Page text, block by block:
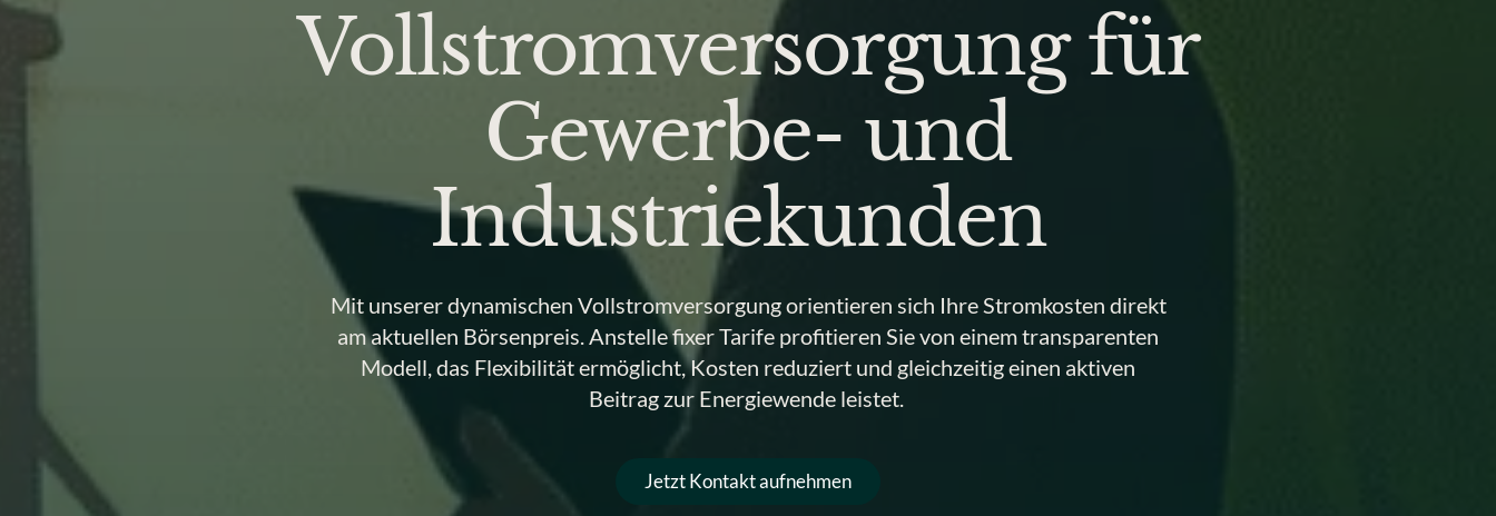
Vollstromversorgung für
Gewerbe- und
Industriekunden
Mit unserer dynamischen Vollstromversorgung orientieren sich Ihre Stromkosten direkt
am aktuellen Börsenpreis. Anstelle fixer Tarife profitieren Sie von einem transparenten
Modell, das Flexibilität ermöglicht, Kosten reduziert und gleichzeitig einen aktiven
Beitrag zur Energiewende leistet.
Jetzt Kontakt aufnehmen